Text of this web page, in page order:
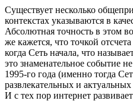
Существует несколько
контекстах указываются в
Абсолютная точность в этом
же кажется, что точкой
когда Сеть начала, что
это знаменательное событие
1995-го года (именно тогда
развлекательных и
И с тех пор интернет